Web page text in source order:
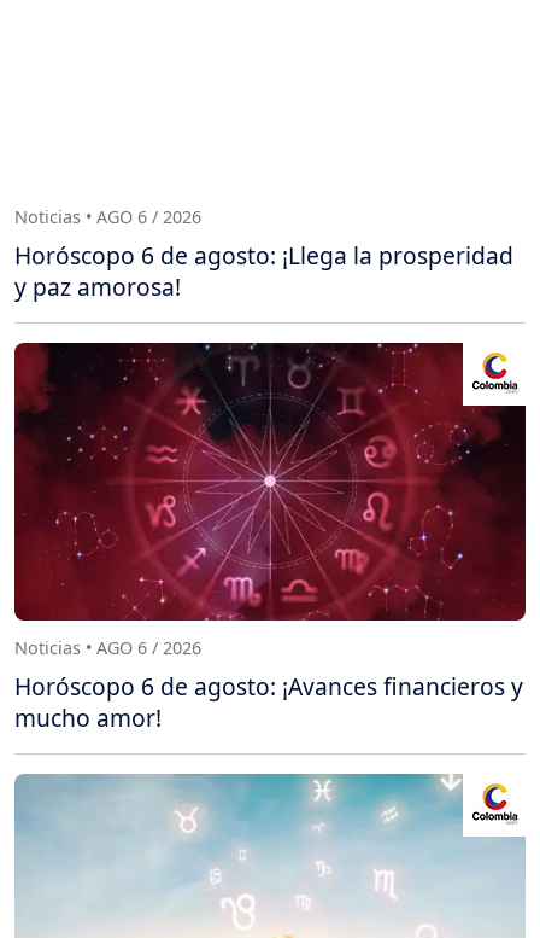
Noticias • AGO 6 / 2026
Horóscopo 6 de agosto: ¡Llega la prosperidad
y paz amorosa!
Noticias • AGO 6 / 2026
Horóscopo 6 de agosto: ¡Avances financieros y
mucho amor!